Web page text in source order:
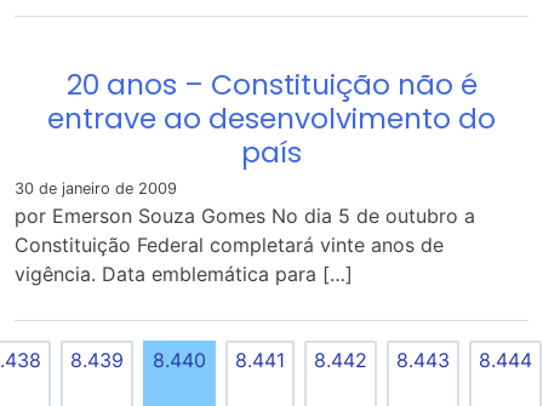
20 anos – Constituição não é
entrave ao desenvolvimento do
país
30 de janeiro de 2009
por Emerson Souza Gomes No dia 5 de outubro a
Constituição Federal completará vinte anos de
vigência. Data emblemática para […]
8.439 8.440 8.441 8.442 8.443 8.444